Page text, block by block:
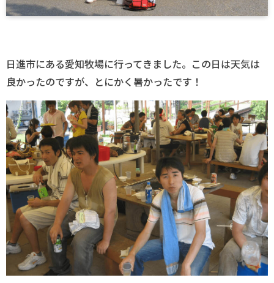
日進市にある愛知牧場に行ってきました。この日は天気は
良かったのですが、とにかく暑かったです！